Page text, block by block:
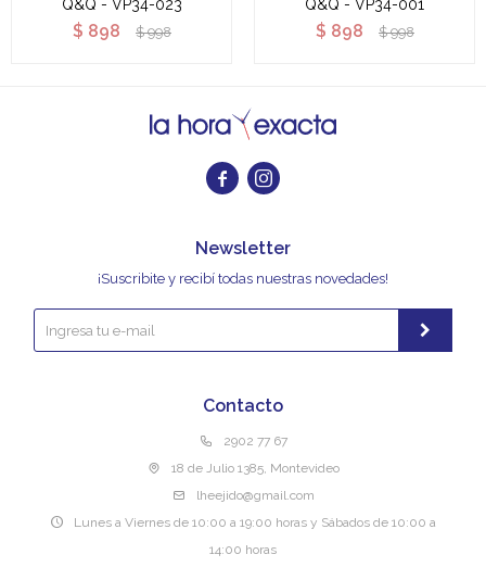
Q&Q - VP34-023
$ 898 $ 998
Q&Q - VP34-001
$ 898 $ 998
 
Contacto
2902 77 67
18 de Julio 1385, Montevideo
lheejido@gmail.com
Lunes a Viernes de 10:00 a 19:00 horas y Sábados de 10:00 a
14:00 horas
Newsletter
¡Suscribite y recibí todas nuestras novedades!